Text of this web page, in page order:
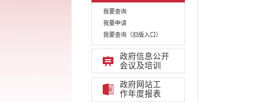
我要查询
我要申请
我要查询（旧版入口）
政府信息公开
会议及培训
政府网站工
作年度报表